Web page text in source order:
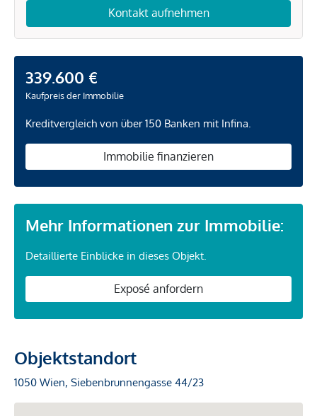
Kontakt aufnehmen
339.600 €
Kaufpreis der Immobilie
Kreditvergleich von über 150 Banken mit Infina.
Immobilie finanzieren
Mehr Informationen zur Immobilie:
Detaillierte Einblicke in dieses Objekt.
Exposé anfordern
Objektstandort
1050 Wien, Siebenbrunnengasse 44/23